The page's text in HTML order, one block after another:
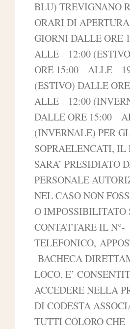
BLU) TREVIGNANO
ORARI DI
GIORNI DALLE ORE
ALLE 12:00
ORE 15:00 ALLE
(ESTIVO) DALLE
ALLE 12:00
DALLE ORE 15:00
(INVERNALE) PER
SOPRAELENCATI, IL
SARA’ PRESIDIATO
PERSONALE
NEL CASO NON
O IMPOSSIBILITATO
CONTATTARE IL N°-
TELEFONICO,
BACHECA
LOCO. E’
ACCEDERE NELLA
DI CODESTA
TUTTI COLORO CHE